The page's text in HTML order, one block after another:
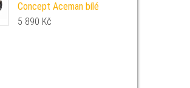
Concept Aceman bílé
5 890 Kč